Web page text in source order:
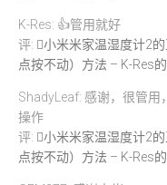
K-Res: 👍管用就好
评:
小米米家温湿度计2
点按不动）方法 – K-Res
ShadyLeaf: 感谢，很管
操作
评:
小米米家温湿度计2
点按不动）方法 – K-Res